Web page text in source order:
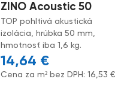
ZINO Acoustic 50
TOP pohltivá akustická
izolácia, hrúbka 50 mm,
hmotnosť iba 1,6 kg.
14,64 €
Cena za m² bez DPH:16,53€